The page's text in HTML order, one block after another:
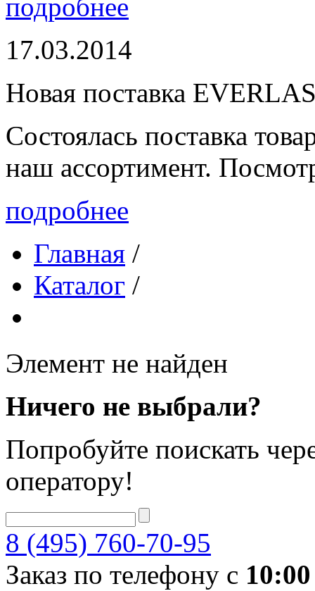
подробнее
17.03.2014
Новая поставка
Состоялась поставка
наш ассортимент.
подробнее
Главная /
Каталог /
Элемент не найден
Ничего не выбрали?
Попробуйте поискать
оператору!
8 (495) 760-70-95
Заказ по телефону с 10:00